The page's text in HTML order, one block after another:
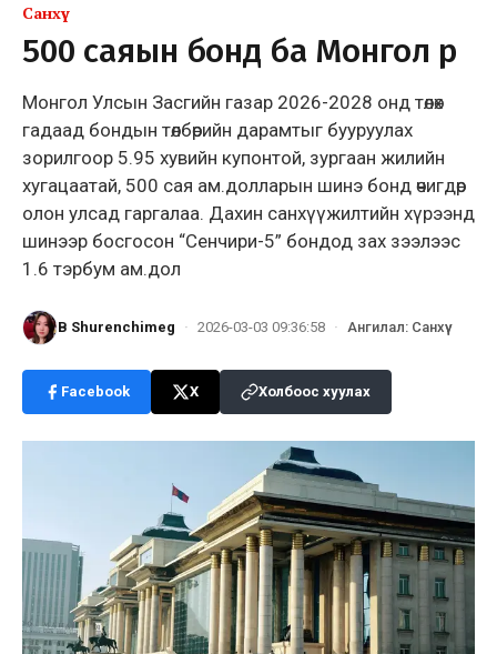
Санхүү
500 саяын бонд ба Монгол өр
Монгол Улсын Засгийн газар 2026-2028 онд төлөх
гадаад бондын төлбөрийн дарамтыг бууруулах
зорилгоор 5.95 хувийн купонтой, зургаан жилийн
хугацаатай, 500 сая ам.долларын шинэ бонд өчигдөр
олон улсад гаргалаа. Дахин санхүүжилтийн хүрээнд
шинээр босгосон “Сенчири-5” бондод зах зээлээс
1.6 тэрбум ам.дол
B Shurenchimeg · 2026-03-03 09:36:58 · Ангилал: Санхүү
Facebook X Холбоос хуулах